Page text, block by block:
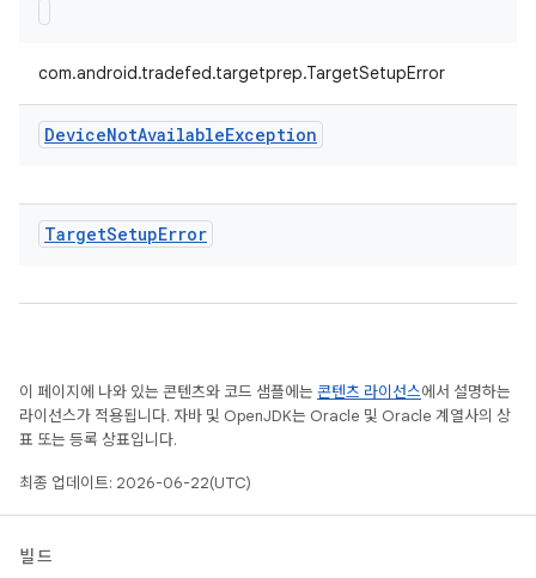
com.android.tradefed.targetprep.TargetSetupError
DeviceNotAvailableException
TargetSetupError
이 페이지에 나와 있는 콘텐츠와 코드 샘플에는 콘텐츠 라이선스에서 설명하는
라이선스가 적용됩니다. 자바 및 OpenJDK는 Oracle 및 Oracle 계열사의 상
표 또는 등록 상표입니다.
최종 업데이트: 2026-06-22(UTC)
빌드